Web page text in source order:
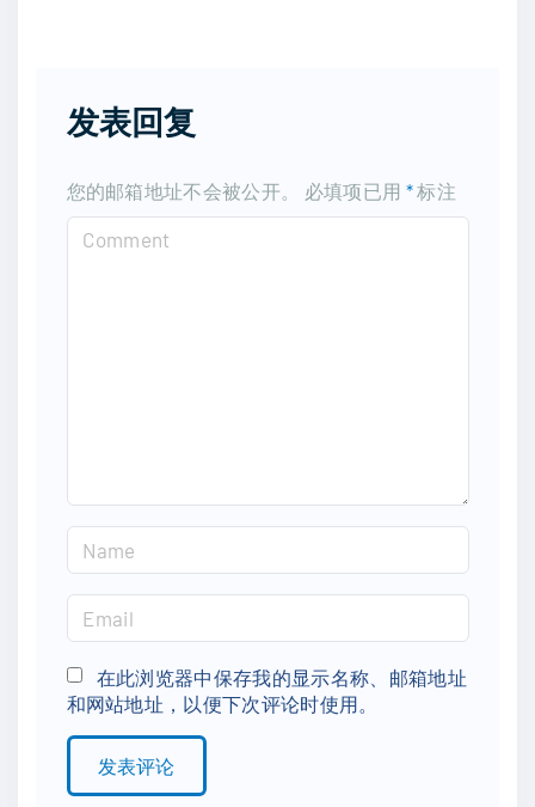
发表回复
您的邮箱地址不会被公开。 必填项已用 *标注
a
e
*
m
a
i
l
在此浏览器中保存我的显示名称、邮箱地址
和网站地址，以便下次评论时使用。